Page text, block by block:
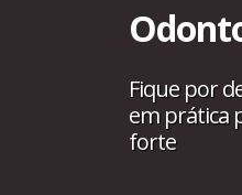
Fique por
em prática
forte